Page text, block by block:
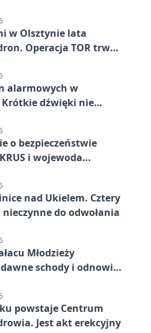
w Olsztynie lata
Operacja TOR trwa
alarmowych w
dźwięki nie
o bezpieczeństwie
i wojewoda
nad Ukielem. Cztery
do odwołania
Młodzieży
schody i odnowi
powstaje Centrum
Jest akt erekcyjny